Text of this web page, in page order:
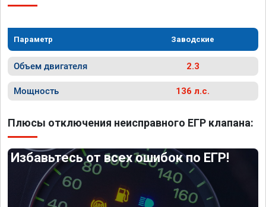
Параметр Заводские
Объем двигателя 2.3
Мощность 136 л.с.
Плюсы отключения неисправного ЕГР клапана:
Избавьтесь от всех ошибок по ЕГР!